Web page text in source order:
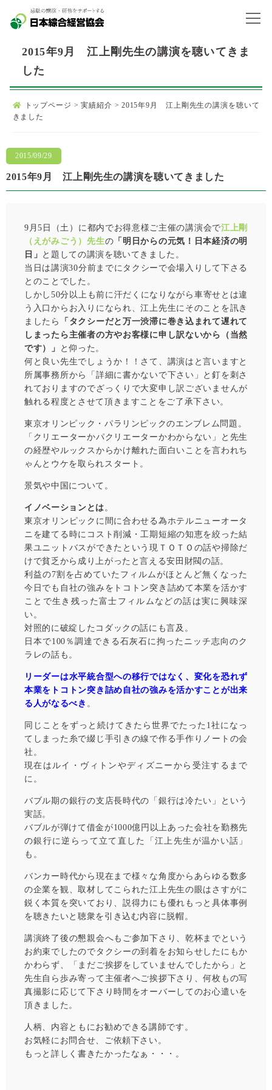
2015年9月 江上剛先生の講演を聴いてきま
した
トップページ >実績紹介 >2015年9月 江上剛先生の講演を聴いて
きました
2015年9月 江上剛先生の講演を聴いてきました
2015/09/29
9月5日（土）に都内でお得意様ご主催の講演会で江上剛
（えがみごう）先生の 「明日からの元気！日本経済の明
日」 と題しての講演を聴いてきました。
当日は講演30分前までにタクシーで会場入りして下さる
とのことでした。
しかし50分以上も前に汗だくになりながら車寄せとは違
う入口からお入りになられ、江上先生にそのことを訊き
ましたら
「タクシーだと万一渋滞に巻き込まれて遅れて
しまったら主催者の方やお客様に申し訳ないから（当然
です）」
と仰った。
何と良い先生でしょうか！！ さて、講演はと言いますと
所属事務所から「詳細に書かないで下さい」と釘を刺さ
れておりますのでざっくりで大変申し訳ございませんが
触れる程度とさせて頂きますことをご了承下さい。
東京オリンピック・パラリンピックのエンブレム問題。
「クリエーターかパクリエーターかわからない」と先生
の経歴やルックスからかけ離れた面白いことを言われち
ゃんとウケを取られスタート。
景気や中国について。
イノベーションとは。
東京オリンピックに間に合わせる為ホテルニューオータ
ニを建てる時にコスト削減・工期短縮の知恵を絞った結
果ユニットバスができたという現ＴＯＴＯの話や掃除だ
けで貧乏から成り上がったと言える安田財閥の話。
利益の7割を占めていたフィルムがほとんど無くなった
今日でも自社の強みをトコトン突き詰めて本業を活かす
ことで生き残った富士フィルムなどの話は実に興味深
い。
対照的に破綻したコダックの話にも言及。
日本で100％調達できる石灰石に拘ったニッチ志向のク
ラレの話も。
リーダーは水平統合型への移行ではなく、変化を恐れず
本業をトコトン突き詰め自社の強みを活かすことが出来
る人がなるべき 。
同じことをずっと続けてきたら世界でたった1社になっ
てしまった糸で綴じ手引きの線で作る手作りノートの会
社。
現在はルイ・ヴィトンやディズニーから受注するまで
に。
バブル期の銀行の支店長時代の「銀行は冷たい」という
実話。
バブルが弾けて借金が1000億円以上あった会社を勤務先
の銀行に逆らって立て直した「江上先生が温かい話」
も。
バンカー時代から現在まで様々な角度からあらゆる数多
の企業を観、取材してこられた江上先生の眼はさすがに
鋭く本質を突いており、説得力にも優れもっと具体事例
を聴きたいと聴衆を引き込む内容に脱帽。
講演終了後の懇親会へもご参加下さり、乾杯までという
お約束でしたのでタクシーの到着をお知らせしたにもか
かわらず、「まだご挨拶をしていませんでしたから」と
先生自ら歩み寄って主催者へご挨拶下さり、何枚もの写
真撮影に応じて下さり時間をオーバーしてのお心遣いを
頂きました。
人柄、内容ともにお勧めできる講師です。
お気軽にお問合せ、ご依頼下さい。
もっと詳しく書きたかったなぁ・・・。